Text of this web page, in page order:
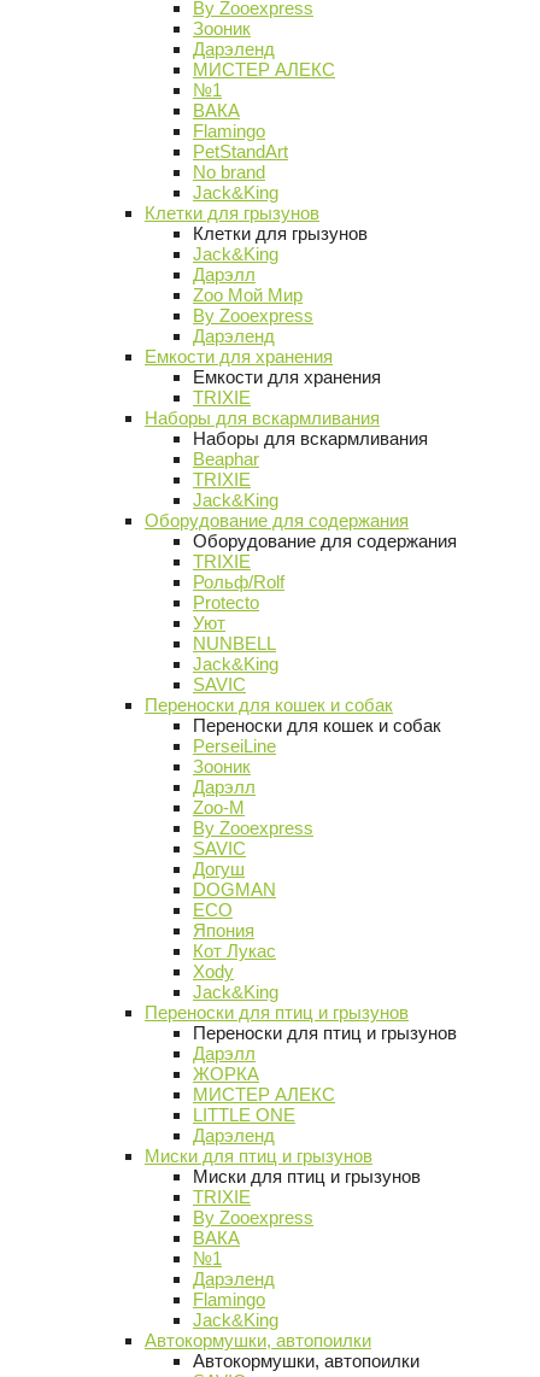
By Zooexpress
Зооник
Дарэленд
МИСТЕР АЛЕКС
№1
ВАКА
Flamingo
PetStandArt
No brand
Jack&King
Клетки для грызунов
Клетки для грызунов
Jack&King
Дарэлл
Zoo Мой Мир
By Zooexpress
Дарэленд
Емкости для хранения
Емкости для хранения
TRIXIE
Наборы для вскармливания
Наборы для вскармливания
Beaphar
TRIXIE
Jack&King
Оборудование для содержания
Оборудование для содержания
TRIXIE
Рольф/Rolf
Protecto
Уют
NUNBELL
Jack&King
SAVIC
Переноски для кошек и собак
Переноски для кошек и собак
PerseiLine
Зооник
Дарэлл
Zoo-M
By Zooexpress
SAVIC
Догуш
DOGMAN
ECO
Япония
Кот Лукас
Xody
Jack&King
Переноски для птиц и грызунов
Переноски для птиц и грызунов
Дарэлл
ЖОРКА
МИСТЕР АЛЕКС
LITTLE ONE
Дарэленд
Миски для птиц и грызунов
Миски для птиц и грызунов
TRIXIE
By Zooexpress
ВАКА
№1
Дарэленд
Flamingo
Jack&King
Автокормушки, автопоилки
Автокормушки, автопоилки